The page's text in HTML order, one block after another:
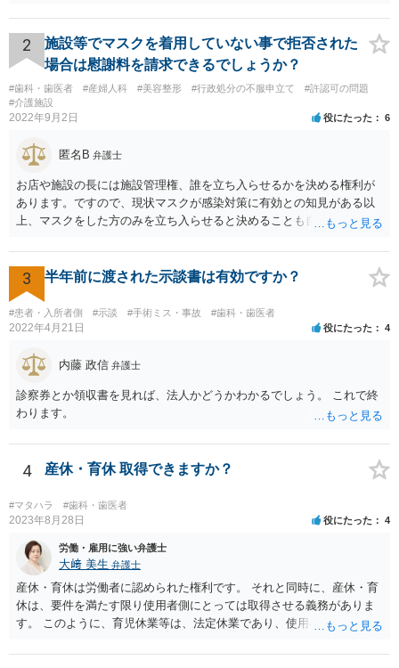
療費や精神的苦痛を受けた分の慰謝料や仕事に影響があれば休業損害
などが考えられます。 頑張ってください。
2
施設等でマスクを着用していない事で拒否された
場合は慰謝料を請求できるでしょうか？
#歯科・歯医者 #産婦人科 #美容整形 #行政処分の不服申立て
#許認可の問題
#介護施設
2022年9月2日 役にたった 6
匿名B 弁護士
お店や施設の長には施設管理権、誰を立ち入らせるかを決める権利が
あります。ですので、現状マスクが感染対策に有効との知見がある以
上、マスクをした方のみを立ち入らせると決めることも自由であり、
など公益的な側面のある業種ですと、公衆浴場法など各種業法で定め
られた理由以外での利用拒否は禁止されていますし、公の施設でもマ
スクなしだけでの利用拒否は問題となりえますが、民間のお店に対し
ては慰謝料の請求は認められないと考えられます。
3 半年前に渡された示談書は有効ですか？
#患者・入所者側 #示談 #手術ミス・事故 #歯科・歯医者
2022年4月21日 役にたった 4
内藤 政信 弁護士
診察券とか領収書を見れば、法人かどうかわかるでしょう。 これで終
わります。
4 産休・育休 取得できますか？
#マタハラ #歯科・歯医者
2023年8月28日 役にたった 4
労働・雇用に強い弁護士
大﨑 美生 弁護士
産休・育休は労働者に認められた権利です。 それと同時に、産休・育
休は、要件を満たす限り使用者側にとっては取得させる義務がありま
す。 このように、育児休業等は、法定休業であり、使用者側で任意に
って、産休・育休を認めないということはできません。 ただし、残念